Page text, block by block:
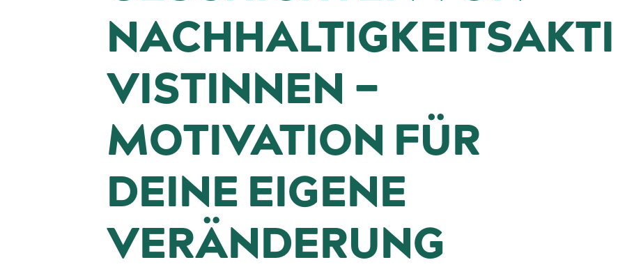
NACHHALTIGKEITSAKTI
VISTINNEN –
MOTIVATION FÜR
DEINE EIGENE
VERÄNDERUNG